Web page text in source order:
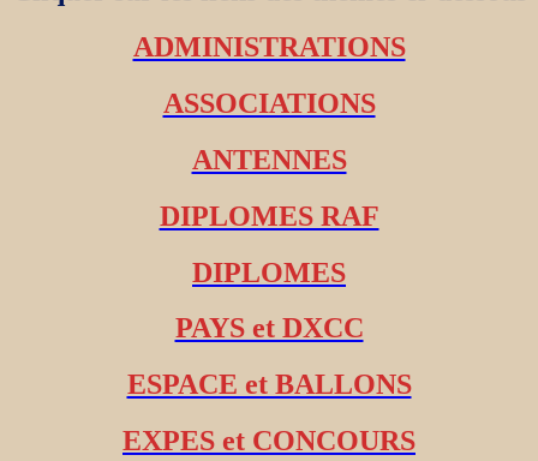
ADMINISTRATIONS
ASSOCIATIONS
ANTENNES
DIPLOMES RAF
DIPLOMES
PAYS et DXCC
ESPACE et BALLONS
EXPES et CONCOURS